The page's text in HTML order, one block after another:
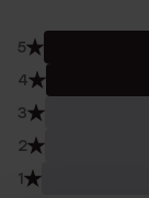
5
4
3
2
1